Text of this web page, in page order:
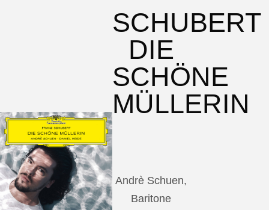
SCHUBERT
DIE
SCHÖNE
MÜLLERIN
Andrè Schuen,
Baritone